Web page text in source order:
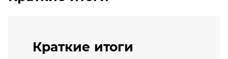
Краткие итоги